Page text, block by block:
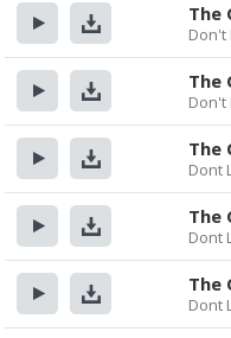
Прослушать
Скачать
The
Don't
Прослушать
Скачать
The
Don't
Прослушать
Скачать
The
Dont
Прослушать
Скачать
The
Dont
Прослушать
Скачать
The
Dont